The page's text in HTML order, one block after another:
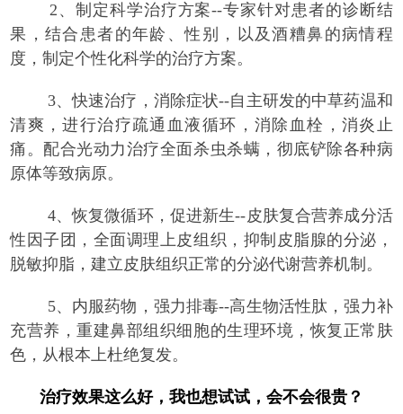
2、制定科学治疗方案--专家针对患者的诊断结
果，结合患者的年龄、性别，以及酒糟鼻的病情程
度，制定个性化科学的治疗方案。
3、快速治疗，消除症状--自主研发的中草药温和
清爽，进行治疗疏通血液循环，消除血栓，消炎止
痛。配合光动力治疗全面杀虫杀螨，彻底铲除各种病
原体等致病原。
4、恢复微循环，促进新生--皮肤复合营养成分活
性因子团，全面调理上皮组织，抑制皮脂腺的分泌，
脱敏抑脂，建立皮肤组织正常的分泌代谢营养机制。
5、内服药物，强力排毒--高生物活性肽，强力补
充营养，重建鼻部组织细胞的生理环境，恢复正常肤
色，从根本上杜绝复发。
治疗效果这么好，我也想试试，会不会很贵？